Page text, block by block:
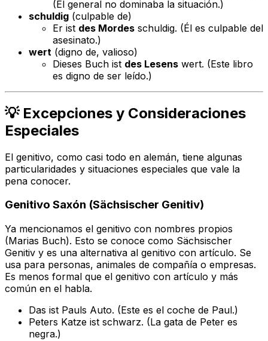
(El general no dominaba la situación.)
schuldig (culpable de)
Er ist des Mordes schuldig. (Él es culpable del
asesinato.)
wert (digno de, valioso)
Dieses Buch ist des Lesens wert. (Este libro
es digno de ser leído.)
💡 Excepciones y Consideraciones
Especiales
El genitivo, como casi todo en alemán, tiene algunas
particularidades y situaciones especiales que vale la
pena conocer.
Genitivo Saxón (Sächsischer Genitiv)
Ya mencionamos el genitivo con nombres propios
(Marias Buch). Esto se conoce como Sächsischer
Genitiv y es una alternativa al genitivo con artículo. Se
usa para personas, animales de compañía o empresas.
Es menos formal que el genitivo con artículo y más
común en el habla.
Das ist Pauls Auto. (Este es el coche de Paul.)
Peters Katze ist schwarz. (La gata de Peter es
negra.)